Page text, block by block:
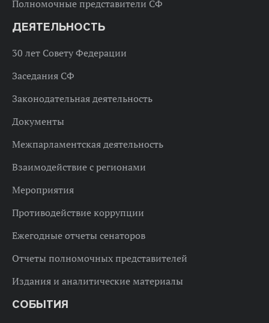
Полномочные представители СФ
ДЕЯТЕЛЬНОСТЬ
30 лет Совету Федерации
Заседания СФ
Законодательная деятельность
Документы
Межпарламентская деятельность
Взаимодействие с регионами
Мероприятия
Противодействие коррупции
Ежегодные отчеты сенаторов
Отчеты полномочных представителей
Издания и аналитические материалы
СОБЫТИЯ